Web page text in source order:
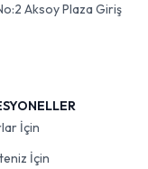
Aksoy Plaza Giriş
İçin
İçin